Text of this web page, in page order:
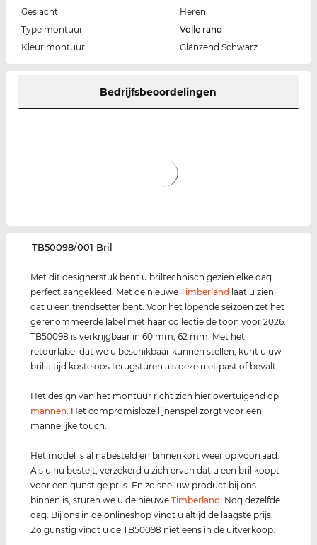
Geslacht
Heren
Type montuur
Volle rand
Kleur montuur
Glänzend Schwarz
Bedrijfsbeoordelingen
‌TB50098/001 Bril
Met dit designerstuk bent u briltechnisch gezien elke dag
perfect aangekleed. Met de nieuweTimberland laat u zien
dat u een trendsetter bent. Voor het lopende seizoen zet het
gerenommeerde label met haar collectie de toon voor 2026.
TB50098 is verkrijgbaar in 60 mm, 62 mm. Met het
retourlabel dat we u beschikbaar kunnen stellen, kunt u uw
bril altijd kosteloos terugsturen als deze niet past of bevalt.
Het design van het montuur richt zich hier overtuigend op
mannen . Het compromisloze lijnenspel zorgt voor een
mannelijke touch.
Het model is al nabesteld en binnenkort weer op voorraad.
Als u nu bestelt, verzekerd u zich ervan dat u een bril koopt
voor een gunstige prijs. En zo snel uw product bij ons
binnen is, sturen we u de nieuweTimberland . Nog dezelfde
dag. Bij ons in de onlineshop vindt u altijd de laagste prijs.
Zo gunstig vindt u de TB50098 niet eens in de uitverkoop.